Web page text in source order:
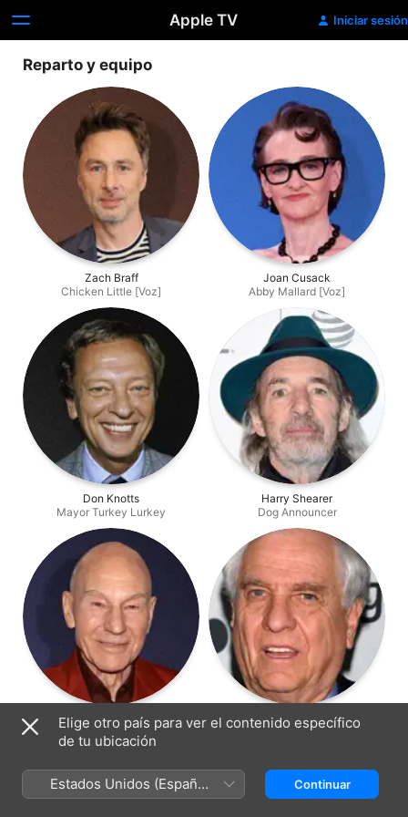
Apple TV Iniciar sesión
Reparto y equipo
Zach Braff
Chicken Little [Voz]
Joan Cusack
Abby Mallard [Voz]
Don Knotts
Mayor Turkey Lurkey
Harry Shearer
Dog Announcer
Patrick Stewart
Mr. Woolensworth
Garry Marshall
Buck Cluck [Voz]
Elige otro país para ver el contenido específico
de tu ubicación
Estados Unidos (Español
México)
Continuar